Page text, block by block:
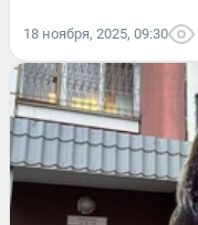
18 ноября, 2025, 09:30